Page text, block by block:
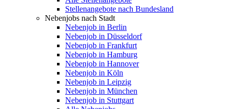
Stellenangebote nach Bundesland
Nebenjobs nach Stadt
Nebenjob in Berlin
Nebenjob in Düsseldorf
Nebenjob in Frankfurt
Nebenjob in Hamburg
Nebenjob in Hannover
Nebenjob in Köln
Nebenjob in Leipzig
Nebenjob in München
Nebenjob in Stuttgart